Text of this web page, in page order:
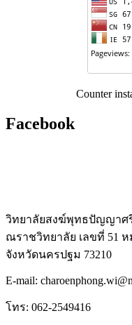
Counter
Facebook
วิทยาลัยสงฆ์พุทธปัญญาศ
ณราชวิทยาลัย เลขที่ 51
จังหวัดนครปฐม 73210
E-mail:
โทร: 062-2549416